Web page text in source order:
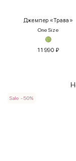
Джемпер «Трава»
One Size
11 990 ₽
Sale -50%